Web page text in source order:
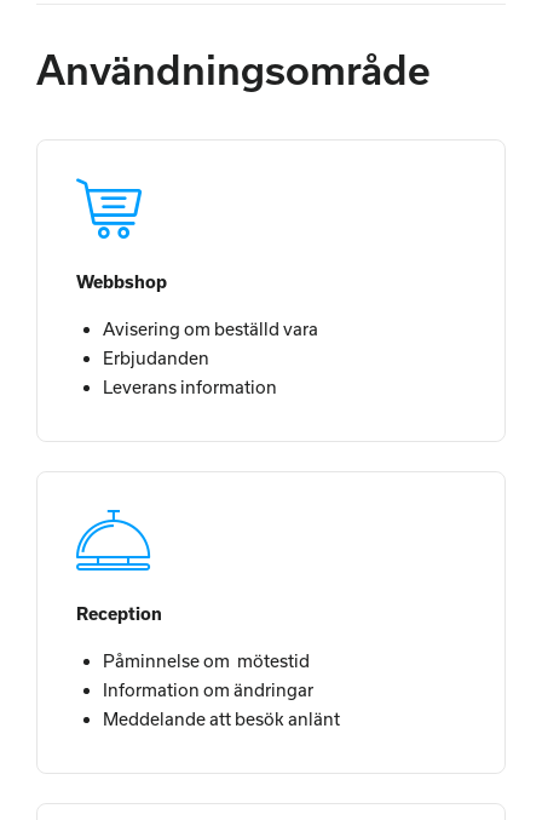
Användningsområde
Webbshop
Avisering om beställd vara
Erbjudanden
Leverans information
Reception
Påminnelse om mötestid
Information om ändringar
Meddelande att besök anlänt